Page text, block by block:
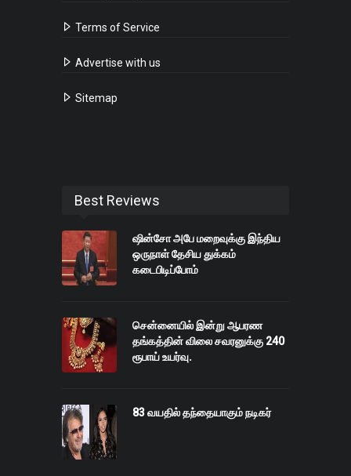
Terms of Service
Advertise with us
Sitemap
Best Reviews
ஷின்சோ அபே மறைவுக்கு இந்திய
ஒருநாள் தேசிய துக்கம்
கடைபிடிப்போம்
சென்னையில் இன்று ஆபரண
தங்கத்தின் விலை சவரனுக்கு 240
ரூபாய் உயர்வு.
83 வயதில் தந்தையாகும் நடிகர்